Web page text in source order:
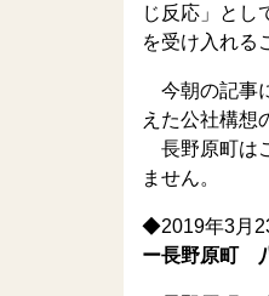
じ反応」とし
を受け入れる
今朝の記事
えた公社構想
長野原町は
ません。
◆2019年3月
ー長野原町